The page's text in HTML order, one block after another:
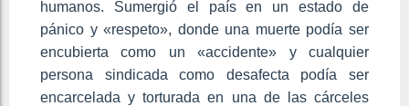
humanos. Sumergió el país en un estado de
pánico y «respeto»,​ donde una muerte podía ser
encubierta como un «accidente» y cualquier
persona sindicada como desafecta podía ser
encarcelada y torturada en una de las cárceles